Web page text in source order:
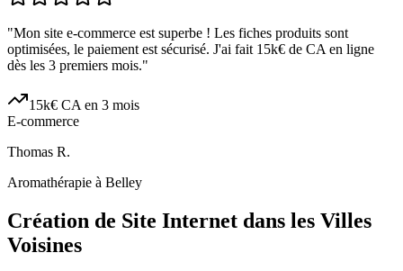
"Mon site e-commerce est superbe ! Les fiches produits sont
optimisées, le paiement est sécurisé. J'ai fait 15k€ de CA en ligne
dès les 3 premiers mois."
15k€ CA en 3 mois
E-commerce
Thomas R.
Aromathérapie à Belley
Création de Site Internet dans les Villes
Voisines